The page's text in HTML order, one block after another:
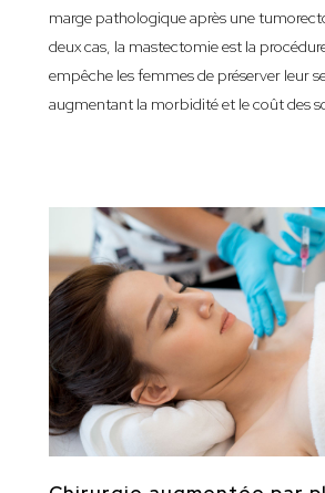
marge pathologique après une
deux cas, la mastectomie est la
empêche les femmes de préserver leur
augmentant la morbidité et le coût des